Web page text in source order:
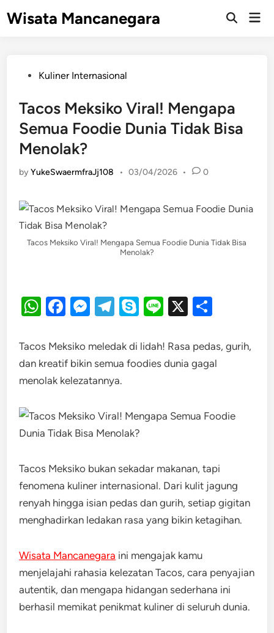
toWisata Mancanegara
Open
PostedKuliner Internasional
Tacos Meksiko Viral! Mengapa
Semua Foodie Dunia Tidak Bisa
Menolak?
byYukeSwaermfraJj108 • 03/04/2026 • 0
Tacos Meksiko Viral! Mengapa Semua Foodie Dunia Tidak Bisa
Menolak?
WhatsApp
Facebook
Messenger
Telegram
Skype
Line
X
Tacos Meksiko meledak di lidah! Rasa pedas, gurih,
dan kreatif bikin semua foodies dunia gagal
menolak kelezatannya.
Tacos Meksiko bukan sekadar makanan, tapi
fenomena kuliner internasional. Dari kulit jagung
renyah hingga isian pedas dan gurih, setiap gigitan
menghadirkan ledakan rasa yang bikin ketagihan.
Wisata Mancanegara ini mengajak kamu
menjelajahi rahasia kelezatan Tacos, cara penyajian
autentik, dan mengapa hidangan sederhana ini
berhasil memikat penikmat kuliner di seluruh dunia.